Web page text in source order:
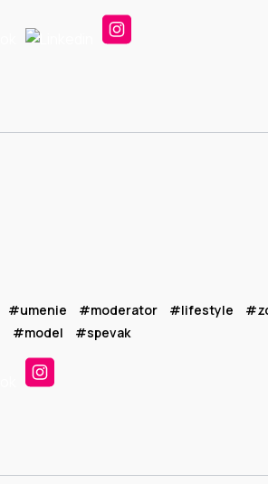
#umenie #moderator #lifestyle
#model #spevak